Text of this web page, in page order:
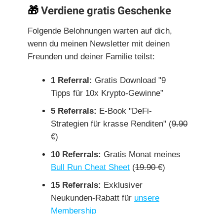
🎁 Verdiene gratis Geschenke
Folgende Belohnungen warten auf dich,
wenn du meinen Newsletter mit deinen
Freunden und deiner Familie teilst:
1 Referral: Gratis Download "9
Tipps für 10x Krypto-Gewinne”
5 Referrals: E-Book "DeFi-
Strategien für krasse Renditen" (9.90
€)
10 Referrals: Gratis Monat meines
Bull Run Cheat Sheet (19.90 €)
15 Referrals: Exklusiver
Neukunden-Rabatt für unsere
Membership